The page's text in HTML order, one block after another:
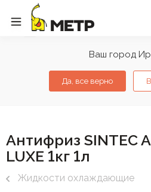
Ваш город
Да, все верно
Антифриз SINTEC
LUXЕ 1кг 1л
Жидкости охлаждающие